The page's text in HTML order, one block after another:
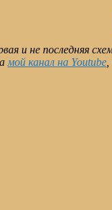
и не последняя
мой канал на Youtube